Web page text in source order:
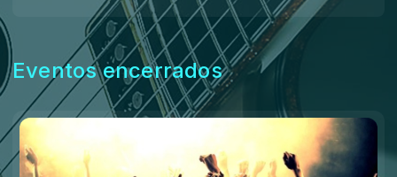
Eventos encerrados